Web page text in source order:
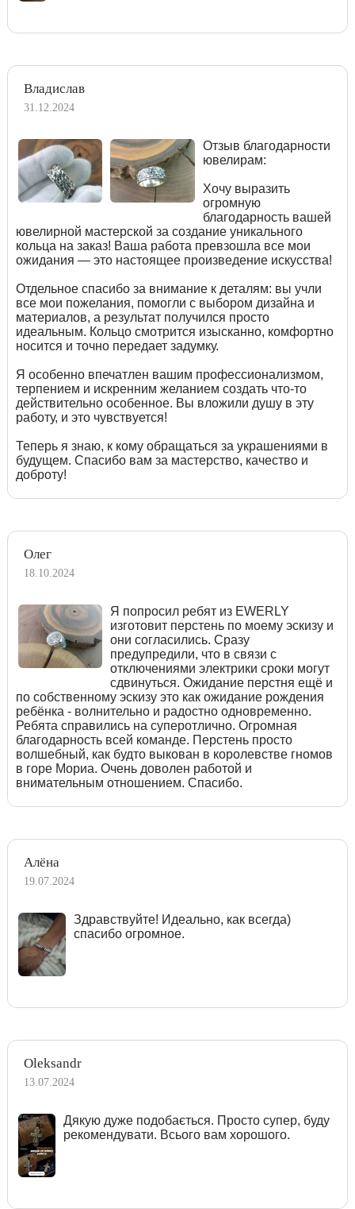
Владислав
31.12.2024
Отзыв благодарности
ювелирам:
Хочу выразить
огромную
благодарность вашей
ювелирной мастерской за создание уникального
кольца на заказ! Ваша работа превзошла все мои
ожидания — это настоящее произведение искусства!
Отдельное спасибо за внимание к деталям: вы учли
все мои пожелания, помогли с выбором дизайна и
материалов, а результат получился просто
идеальным. Кольцо смотрится изысканно, комфортно
носится и точно передает задумку.
Я особенно впечатлен вашим профессионализмом,
терпением и искренним желанием создать что-то
действительно особенное. Вы вложили душу в эту
работу, и это чувствуется!
Теперь я знаю, к кому обращаться за украшениями в
будущем. Спасибо вам за мастерство, качество и
доброту!
Олег
18.10.2024
Я попросил ребят из EWERLY
изготовит перстень по моему эскизу и
они согласились. Сразу
предупредили, что в связи с
отключениями электрики сроки могут
сдвинуться. Ожидание перстня ещё и
по собственному эскизу это как ожидание рождения
ребёнка - волнительно и радостно одновременно.
Ребята справились на суперотлично. Огромная
благодарность всей команде. Перстень просто
волшебный, как будто выкован в королевстве гномов
в горе Мориа. Очень доволен работой и
внимательным отношением. Спасибо.
Алёна
19.07.2024
Здравствуйте! Идеально, как всегда)
спасибо огромное.
Oleksandr
13.07.2024
Дякую дуже подобається. Просто супер, буду
рекомендувати. Всього вам хорошого.